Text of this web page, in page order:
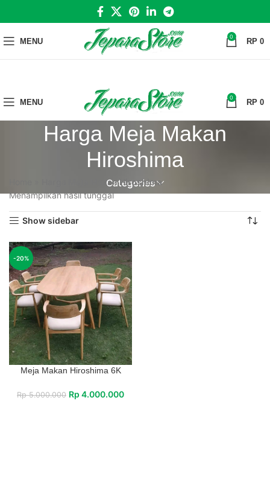
MENU 0 RP 0
MENU 0 RP 0
Harga Meja Makan
Hiroshima
Categories
Harga Meja Makan Hiroshima
Menampilkan hasil tunggal
Show sidebar
-20%
Meja Makan Hiroshima 6K
Rp5.000.000 Rp 4.000.000